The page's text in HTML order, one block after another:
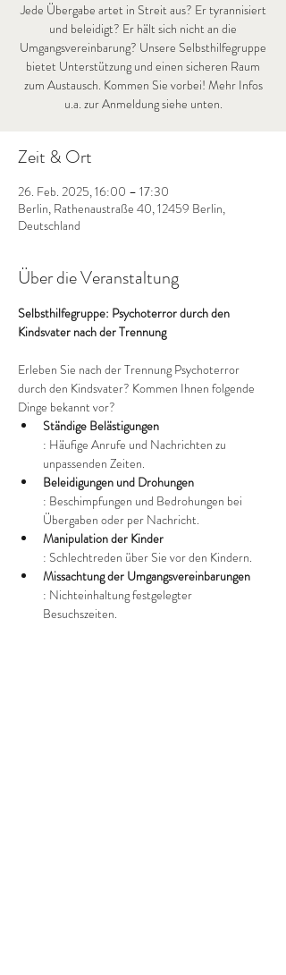
Jede Übergabe artet in Streit aus? Er tyrannisiert
und beleidigt? Er hält sich nicht an die
Umgangsvereinbarung? Unsere Selbsthilfegruppe
bietet Unterstützung und einen sicheren Raum
zum Austausch. Kommen Sie vorbei! Mehr Infos
u.a. zur Anmeldung siehe unten.
Zeit & Ort
26. Feb. 2025, 16:00 – 17:30
Berlin, Rathenaustraße 40, 12459 Berlin,
Deutschland
Über die Veranstaltung
Selbsthilfegruppe: Psychoterror durch den
Kindsvater nach der Trennung
Erleben Sie nach der Trennung Psychoterror
durch den Kindsvater? Kommen Ihnen folgende
Dinge bekannt vor?
Ständige Belästigungen
: Häufige Anrufe und Nachrichten zu
unpassenden Zeiten.
Beleidigungen und Drohungen
: Beschimpfungen und Bedrohungen bei
Übergaben oder per Nachricht.
Manipulation der Kinder
: Schlechtreden über Sie vor den Kindern.
Missachtung der Umgangsvereinbarungen
: Nichteinhaltung festgelegter
Besuchszeiten.